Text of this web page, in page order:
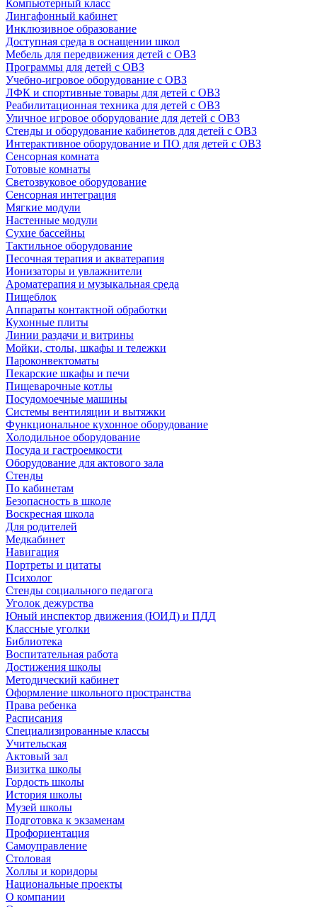
Компьютерный класс
Лингафонный кабинет
Инклюзивное образование
Доступная среда в оснащении школ
Мебель для передвижения детей с ОВЗ
Программы для детей с ОВЗ
Учебно-игровое оборудование с ОВЗ
ЛФК и спортивные товары для детей с ОВЗ
Реабилитационная техника для детей с ОВЗ
Уличное игровое оборудование для детей с ОВЗ
Стенды и оборудование кабинетов для детей с ОВЗ
Интерактивное оборудование и ПО для детей с ОВЗ
Сенсорная комната
Готовые комнаты
Светозвуковое оборудование
Сенсорная интеграция
Мягкие модули
Настенные модули
Сухие бассейны
Тактильное оборудование
Песочная терапия и акватерапия
Ионизаторы и увлажнители
Ароматерапия и музыкальная среда
Пищеблок
Аппараты контактной обработки
Кухонные плиты
Линии раздачи и витрины
Мойки, столы, шкафы и тележки
Пароконвектоматы
Пекарские шкафы и печи
Пищеварочные котлы
Посудомоечные машины
Системы вентиляции и вытяжки
Функциональное кухонное оборудование
Холодильное оборудование
Посуда и гастроемкости
Оборудование для актового зала
Стенды
По кабинетам
Безопасность в школе
Воскресная школа
Для родителей
Медкабинет
Навигация
Портреты и цитаты
Психолог
Стенды социального педагога
Уголок дежурства
Юный инспектор движения (ЮИД) и ПДД
Классные уголки
Библиотека
Воспитательная работа
Достижения школы
Методический кабинет
Оформление школьного пространства
Права ребенка
Расписания
Специализированные классы
Учительская
Актовый зал
Визитка школы
Гордость школы
История школы
Музей школы
Подготовка к экзаменам
Профориентация
Самоуправление
Столовая
Холлы и коридоры
Национальные проекты
О компании